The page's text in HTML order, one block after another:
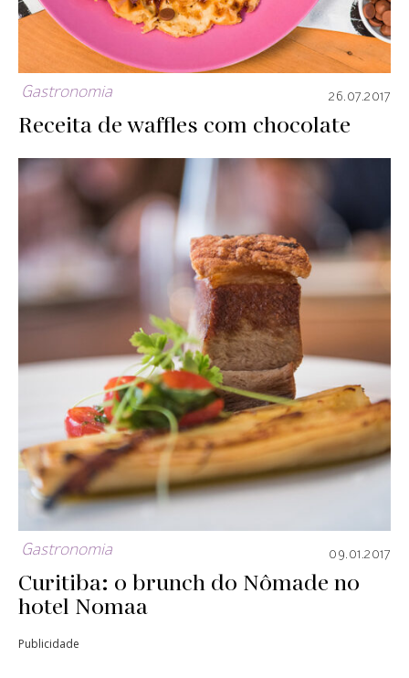
Gastronomia 26.07.2017
Receita de waffles com chocolate
Gastronomia 09.01.2017
Curitiba: o brunch do Nômade no
hotel Nomaa
Publicidade